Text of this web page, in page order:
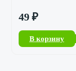
49 ₽
В корзину